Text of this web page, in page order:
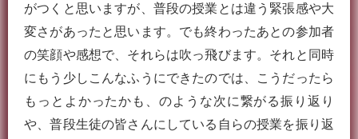
がつくと思いますが、普段の授業とは違う緊張感や大
変さがあったと思います。でも終わったあとの参加者
の笑顔や感想で、それらは吹っ飛びます。それと同時
にもう少しこんなふうにできたのでは、こうだったら
もっとよかったかも、のような次に繋がる振り返り
や、普段生徒の皆さんにしている自らの授業を振り返